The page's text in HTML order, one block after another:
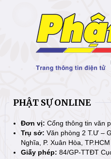
PHẬT SỰ ONLINE
Đơn vị: Cổng thông tin văn
Trụ sở: Văn phòng 2 T.Ư –
Nghĩa, P. Xuân Hòa, TP.HCM
Giấy phép: 84/GP-TTĐT